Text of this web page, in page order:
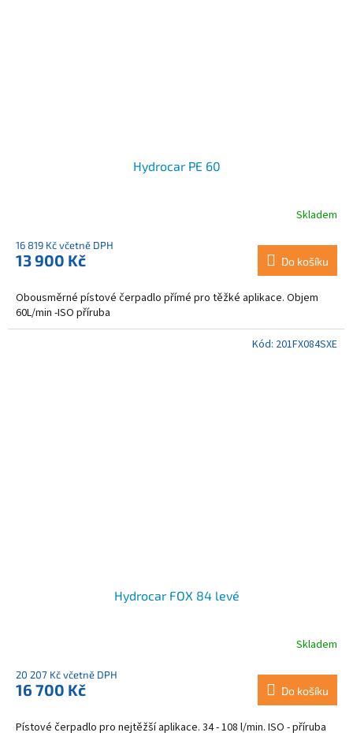
Hydrocar PE 60
Skladem
16 819 Kč včetně DPH
13 900 Kč Do košíku
Obousměrné pístové čerpadlo přímé pro těžké aplikace. Objem
60L/min -ISO příruba
Hydrocar FOX 84 levé
produktu
je
z
Skladem
20 207 Kč včetně DPH
16 700 Kč Do košíku
Pístové čerpadlo pro nejtěžší aplikace. 34 - 108 l/min. ISO - příruba
Kód: 201FX084SXE